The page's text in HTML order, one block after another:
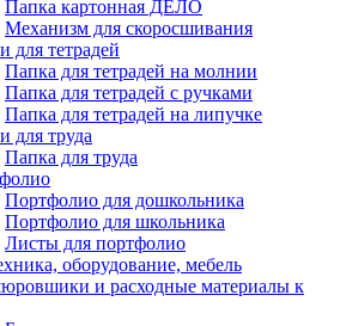
Папка картонная ДЕЛО
Механизм для скоросшивания
для тетрадей
Папка для тетрадей на молнии
Папка для тетрадей с ручками
Папка для тетрадей на липучке
для труда
Папка для труда
Портфолио для дошкольника
Портфолио для школьника
Листы для портфолио
оборудование, мебель
и расходные материалы к